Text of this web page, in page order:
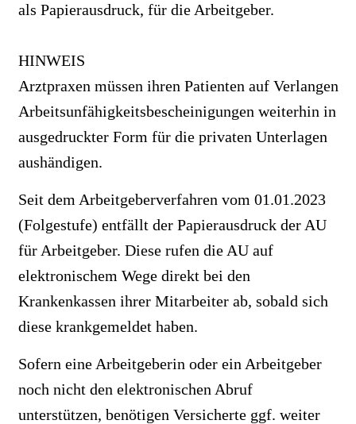
als Papierausdruck, für die Arbeitgeber.
HINWEIS
Arztpraxen müssen ihren Patienten auf Verlangen
Arbeitsunfähigkeitsbescheinigungen weiterhin in
ausgedruckter Form für die privaten Unterlagen
aushändigen.
Seit dem Arbeitgeberverfahren vom 01.01.2023
(Folgestufe) entfällt der Papierausdruck der AU
für Arbeitgeber. Diese rufen die AU auf
elektronischem Wege direkt bei den
Krankenkassen ihrer Mitarbeiter ab, sobald sich
diese krankgemeldet haben.
Sofern eine Arbeitgeberin oder ein Arbeitgeber
noch nicht den elektronischen Abruf
unterstützen, benötigen Versicherte ggf. weiter